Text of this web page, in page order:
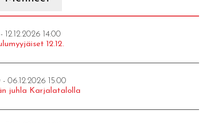
12.12.2026 14:00
12.12.
- 06.12.2026 15:00
juhla Karjalatalolla